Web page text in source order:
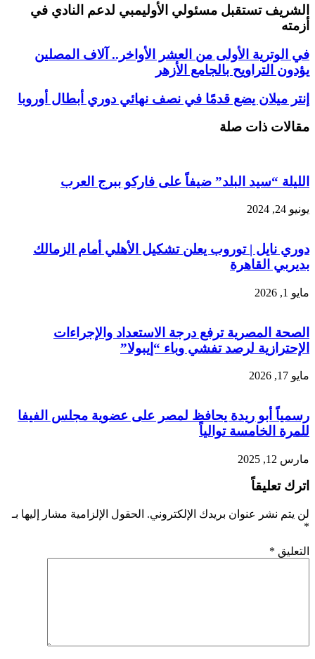
الشريف تستقبل مسئولي الأوليمبي لدعم النادي في
أزمته
في الوترية الأولى من العشر الأواخر.. آلاف المصلين
يؤدون التراويح بالجامع الأزهر
إنتر ميلان يضع قدمًا في نصف نهائي دوري أبطال أوروبا
مقالات ذات صلة
الليلة “سيد البلد” ضيفاً على فاركو ببرج العرب
يونيو 24, 2024
دوري نايل | توروب يعلن تشكيل الأهلي أمام الزمالك
بديربي القاهرة
مايو 1, 2026
الصحة المصرية ترفع درجة الاستعداد والإجراءات
الإحترازية لرصد تفشي وباء “إيبولا”
مايو 17, 2026
رسمياً أبو ريدة يحافظ لمصر على عضوية مجلس الفيفا
للمرة الخامسة توالياً
مارس 12, 2025
اترك تعليقاً
لن يتم نشر عنوان بريدك الإلكتروني. الحقول الإلزامية مشار إليها بـ
*
التعليق *